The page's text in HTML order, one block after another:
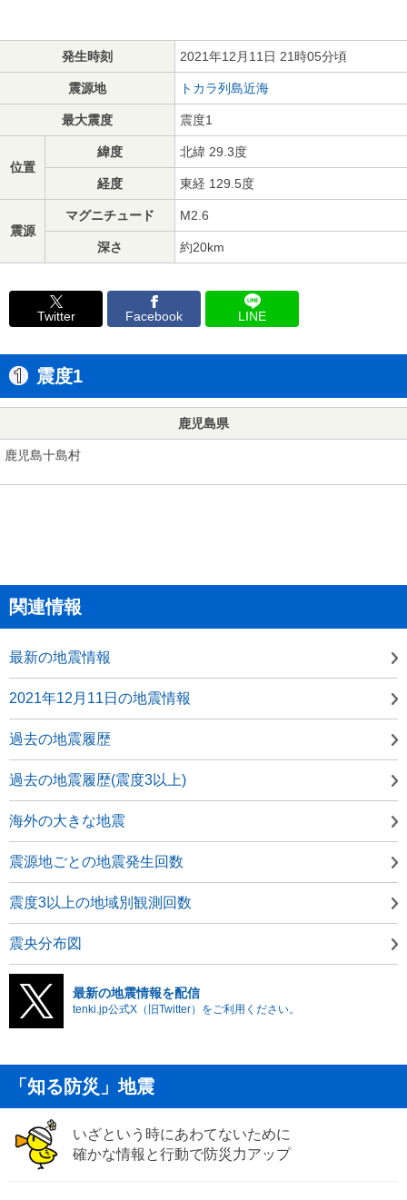
発生時刻 2021年12月11日 21時05分頃
震源地 トカラ列島近海
最大震度 震度1
位置
緯度 北緯 29.3度
経度 東経 129.5度
震源
マグニチュード M2.6
深さ 約20km
Twitter Facebook LINE
震度1
鹿児島県
鹿児島十島村
関連情報
最新の地震情報
2021年12月11日の地震情報
過去の地震履歴
過去の地震履歴(震度3以上)
海外の大きな地震
震源地ごとの地震発生回数
震度3以上の地域別観測回数
震央分布図
最新の地震情報を配信
tenki.jp公式X（旧Twitter）をご利用ください。
「知る防災」地震
いざという時にあわてないために
確かな情報と行動で防災力アップ